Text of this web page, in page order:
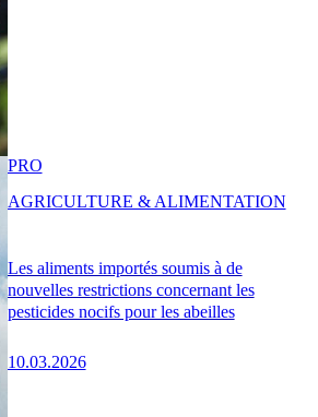
Les aliments importés soumis à de
nouvelles restrictions concernant les
pesticides nocifs pour les abeilles
10.03.2026
PRO
AGRICULTURE & ALIMENTATION